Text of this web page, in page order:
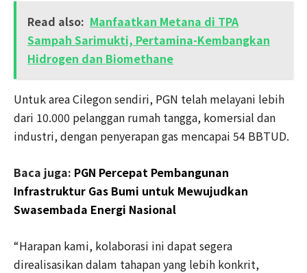
Read also: Manfaatkan Metana di TPA
Sampah Sarimukti, Pertamina-Kembangkan
Hidrogen dan Biomethane
Untuk area Cilegon sendiri, PGN telah melayani lebih
dari 10.000 pelanggan rumah tangga, komersial dan
industri, dengan penyerapan gas mencapai 54 BBTUD.
Baca juga: PGN Percepat Pembangunan
Infrastruktur Gas Bumi untuk Mewujudkan
Swasembada Energi Nasional
“Harapan kami, kolaborasi ini dapat segera
direalisasikan dalam tahapan yang lebih konkrit,